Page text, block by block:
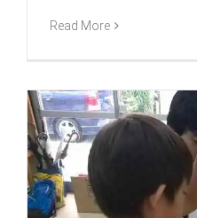
Read More